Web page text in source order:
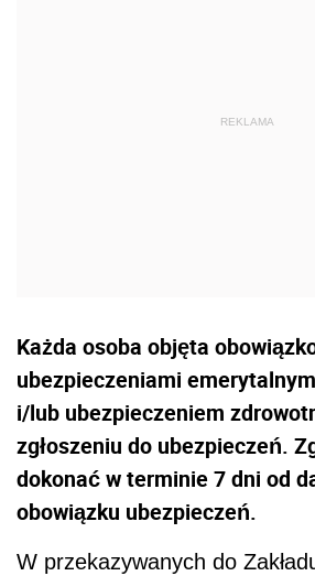
Każda osoba objęta
ubezpieczeniami
i/lub ubezpieczeniem
zgłoszeniu do ubezpieczeń.
dokonać w terminie 7 dni od
obowiązku ubezpieczeń.
W przekazywanych do